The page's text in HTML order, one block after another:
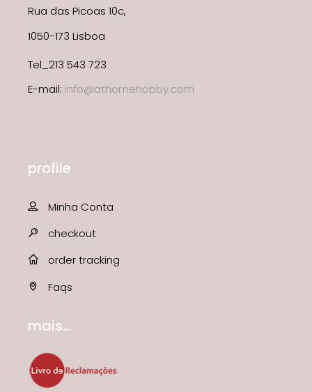
Rua das Picoas 10c,
1050-173 Lisboa
Tel_213 543 723
E-mail: info@athomehobby.com
profile
Minha Conta
checkout
order tracking
Faqs
mais...